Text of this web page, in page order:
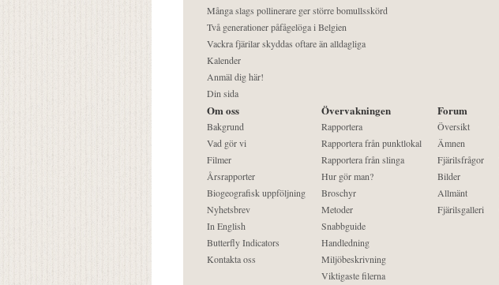
Många slags pollinerare ger större bomullsskörd
Två generationer påfågelöga i Belgien
Vackra fjärilar skyddas oftare än alldagliga
Kalender
Anmäl dig här!
Din sida
Om oss
Bakgrund
Vad gör vi
Filmer
Årsrapporter
Biogeografisk uppföljning
Nyhetsbrev
In English
Butterfly Indicators
Kontakta oss
Övervakningen
Rapportera
Rapportera från punktlokal
Rapportera från slinga
Hur gör man?
Broschyr
Metoder
Snabbguide
Handledning
Miljöbeskrivning
Viktigaste filerna
Forum
Översikt
Ämnen
Fjärilsfrågor
Bilder
Allmänt
Fjärilsgalleri